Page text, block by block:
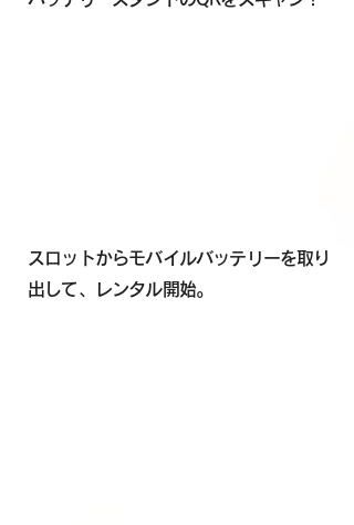
スロットからモバイルバッテリーを取り
出して、レンタル開始。